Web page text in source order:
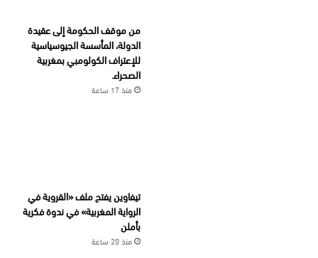
من موقف الحكومة إلى عقيدة
الدولة، المأسسة الجيوسياسية
للإعتراف الكولومبي بمغربية
الصحراء.
منذ 17 ساعة
تيفاوين يفتح ملف «القروية في
الرواية المغربية» في ندوة فكرية
بأملن
منذ 20 ساعة